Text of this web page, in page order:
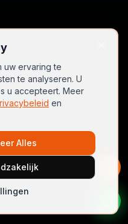
uw ervaring te
te analyseren. U
u accepteert. Meer
en
Alles